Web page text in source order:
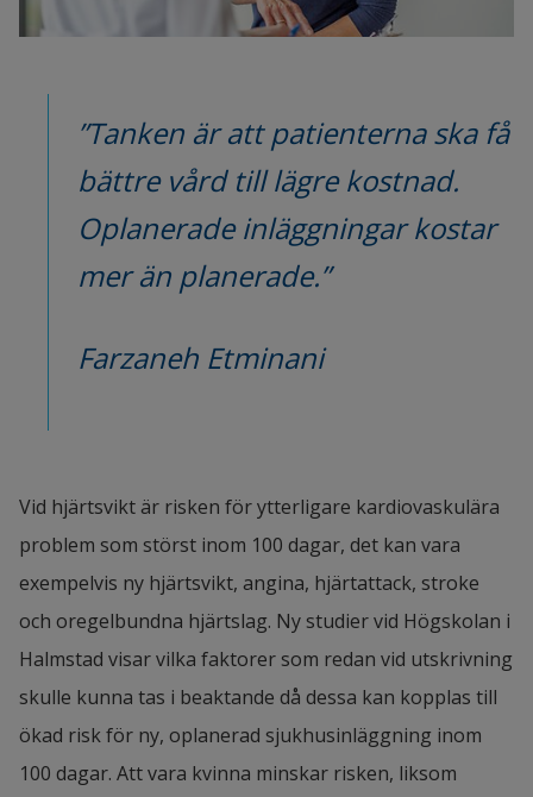
”Tanken är att patienterna ska få
bättre vård till lägre kostnad.
Oplanerade inläggningar kostar
mer än planerade.”
Farzaneh Etminani
Vid hjärtsvikt är risken för ytterligare kardiovaskulära
problem som störst inom 100 dagar, det kan vara
exempelvis ny hjärtsvikt, angina, hjärtattack, stroke
och oregelbundna hjärtslag. Ny studier vid Högskolan i
Halmstad visar vilka faktorer som redan vid utskrivning
skulle kunna tas i beaktande då dessa kan kopplas till
ökad risk för ny, oplanerad sjukhusinläggning inom
100 dagar. Att vara kvinna minskar risken, liksom